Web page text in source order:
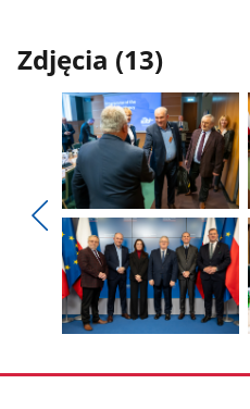
Zdjęcia (13)
Pokaż
poprzednie
zdjęcia
Pokaż
zdjęcie
1
z
galerii.
zdjęcie